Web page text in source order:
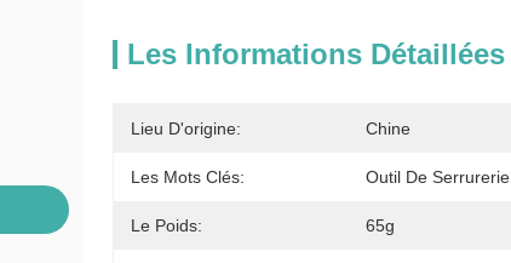
Les Informations Détaillées
Lieu D'origine: Chine
Les Mots Clés: Outil De Serrurerie
Le Poids: 65g